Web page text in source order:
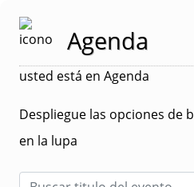
Agenda
usted está en Agenda
Despliegue las opciones de
en la lupa